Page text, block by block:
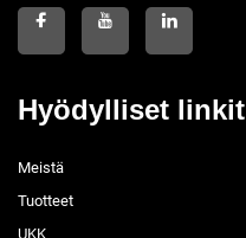
Hyödylliset linkit
Meistä
Tuotteet
UKK